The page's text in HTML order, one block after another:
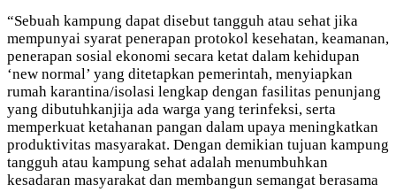
“Sebuah kampung dapat disebut tangguh atau sehat jika
mempunyai syarat penerapan protokol kesehatan, keamanan,
penerapan sosial ekonomi secara ketat dalam kehidupan
‘new normal’ yang ditetapkan pemerintah, menyiapkan
rumah karantina/isolasi lengkap dengan fasilitas penunjang
yang dibutuhkanjija ada warga yang terinfeksi, serta
memperkuat ketahanan pangan dalam upaya meningkatkan
produktivitas masyarakat. Dengan demikian tujuan kampung
tangguh atau kampung sehat adalah menumbuhkan
kesadaran masyarakat dan membangun semangat berasama